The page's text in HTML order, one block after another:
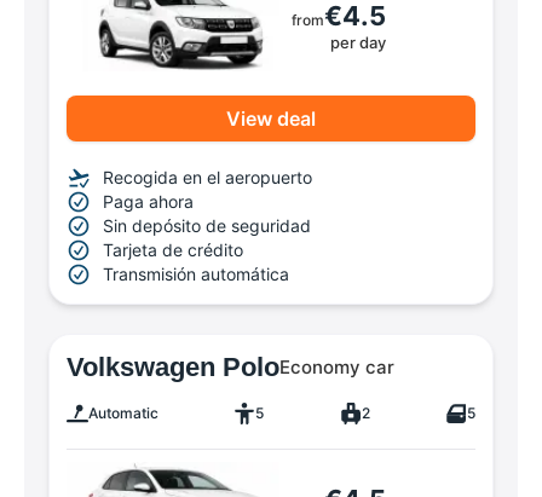
from€4.5
per day
View deal
Recogida en el aeropuerto
Paga ahora
Sin depósito de seguridad
Tarjeta de crédito
Transmisión automática
Volkswagen PoloEconomy car
Automatic 5 2 5